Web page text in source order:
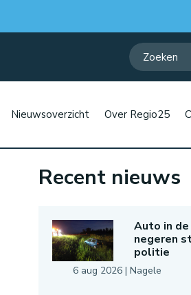
Nieuwsoverzicht Over Regio25
Recent nieuws
Auto in
negeren
politie
6 aug 2026| Nagele